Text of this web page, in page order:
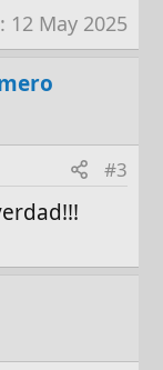
12 May 2025
#3